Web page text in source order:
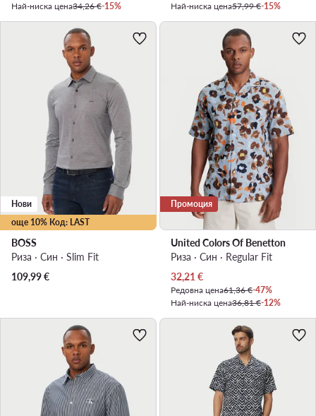
Най-ниска цена34,26 €-15%
Най-ниска цена57,99 €-15%
още 10% Код: LAST
Нови
BOSS
Риза · Син · Slim Fit
109,99€
Промоция
United Colors Of Benetton
Риза · Син · Regular Fit
Актуална цена
32,21 €
Редовна цена61,36 €-47%
Най-ниска цена36,81 €-12%